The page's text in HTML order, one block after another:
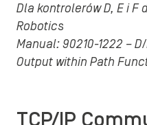
Dla kontrolerów D, E i F
Robotics
Manual: 90210-1222 –
Output within Path
TCP/IP